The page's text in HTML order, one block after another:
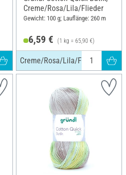
Creme/Rosa/Lila/Flieder
Gewicht: 100 g; Lauflänge: 260 m
6,59 € (1 kg = 65,90 €)
Creme/Rosa/Lila/Flieder